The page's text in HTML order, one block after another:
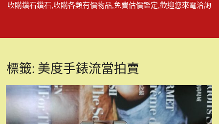
收購鑽石鑽石,收購各類有價物品,免費估價鑑定,歡迎您來電洽詢
標籤: 美度手錶流當拍賣